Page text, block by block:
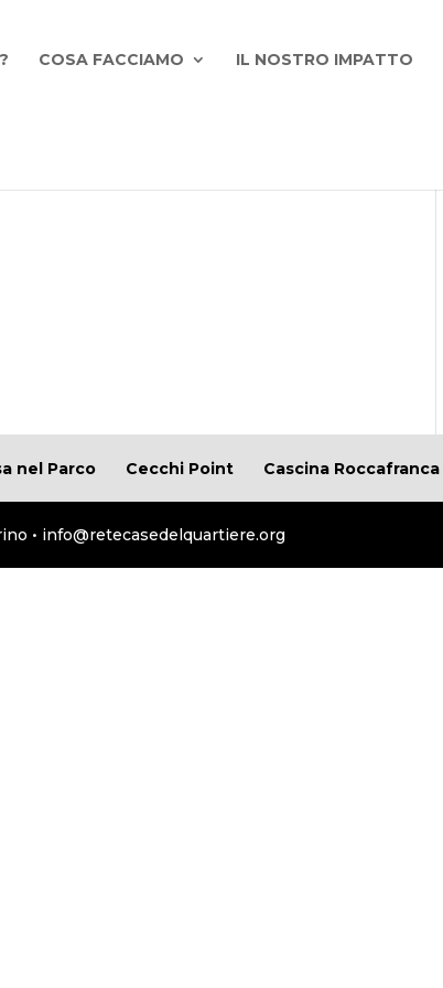
COSA FACCIAMO IL NOSTRO IMPATTO
nel Parco Cecchi Point Cascina Roccafranca
• info@retecasedelquartiere.org